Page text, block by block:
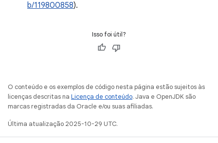
b/119800858).
Isso foi útil?
O conteúdo e os exemplos de código nesta página estão sujeitos às
licenças descritas na Licença de conteúdo. Java e OpenJDK são
marcas registradas da Oracle e/ou suas afiliadas.
Última atualização 2025-10-29 UTC.